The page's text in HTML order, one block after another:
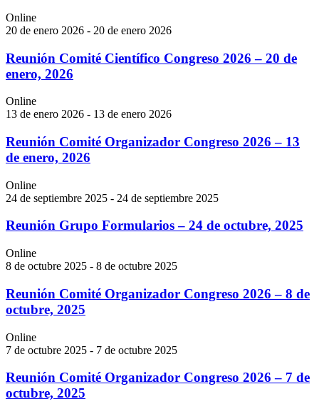
Online
20 de enero 2026 - 20 de enero 2026
Reunión Comité Científico Congreso 2026 – 20 de
enero, 2026
Online
13 de enero 2026 - 13 de enero 2026
Reunión Comité Organizador Congreso 2026 – 13
de enero, 2026
Online
24 de septiembre 2025 - 24 de septiembre 2025
Reunión Grupo Formularios – 24 de octubre, 2025
Online
8 de octubre 2025 - 8 de octubre 2025
Reunión Comité Organizador Congreso 2026 – 8 de
octubre, 2025
Online
7 de octubre 2025 - 7 de octubre 2025
Reunión Comité Organizador Congreso 2026 – 7 de
octubre, 2025